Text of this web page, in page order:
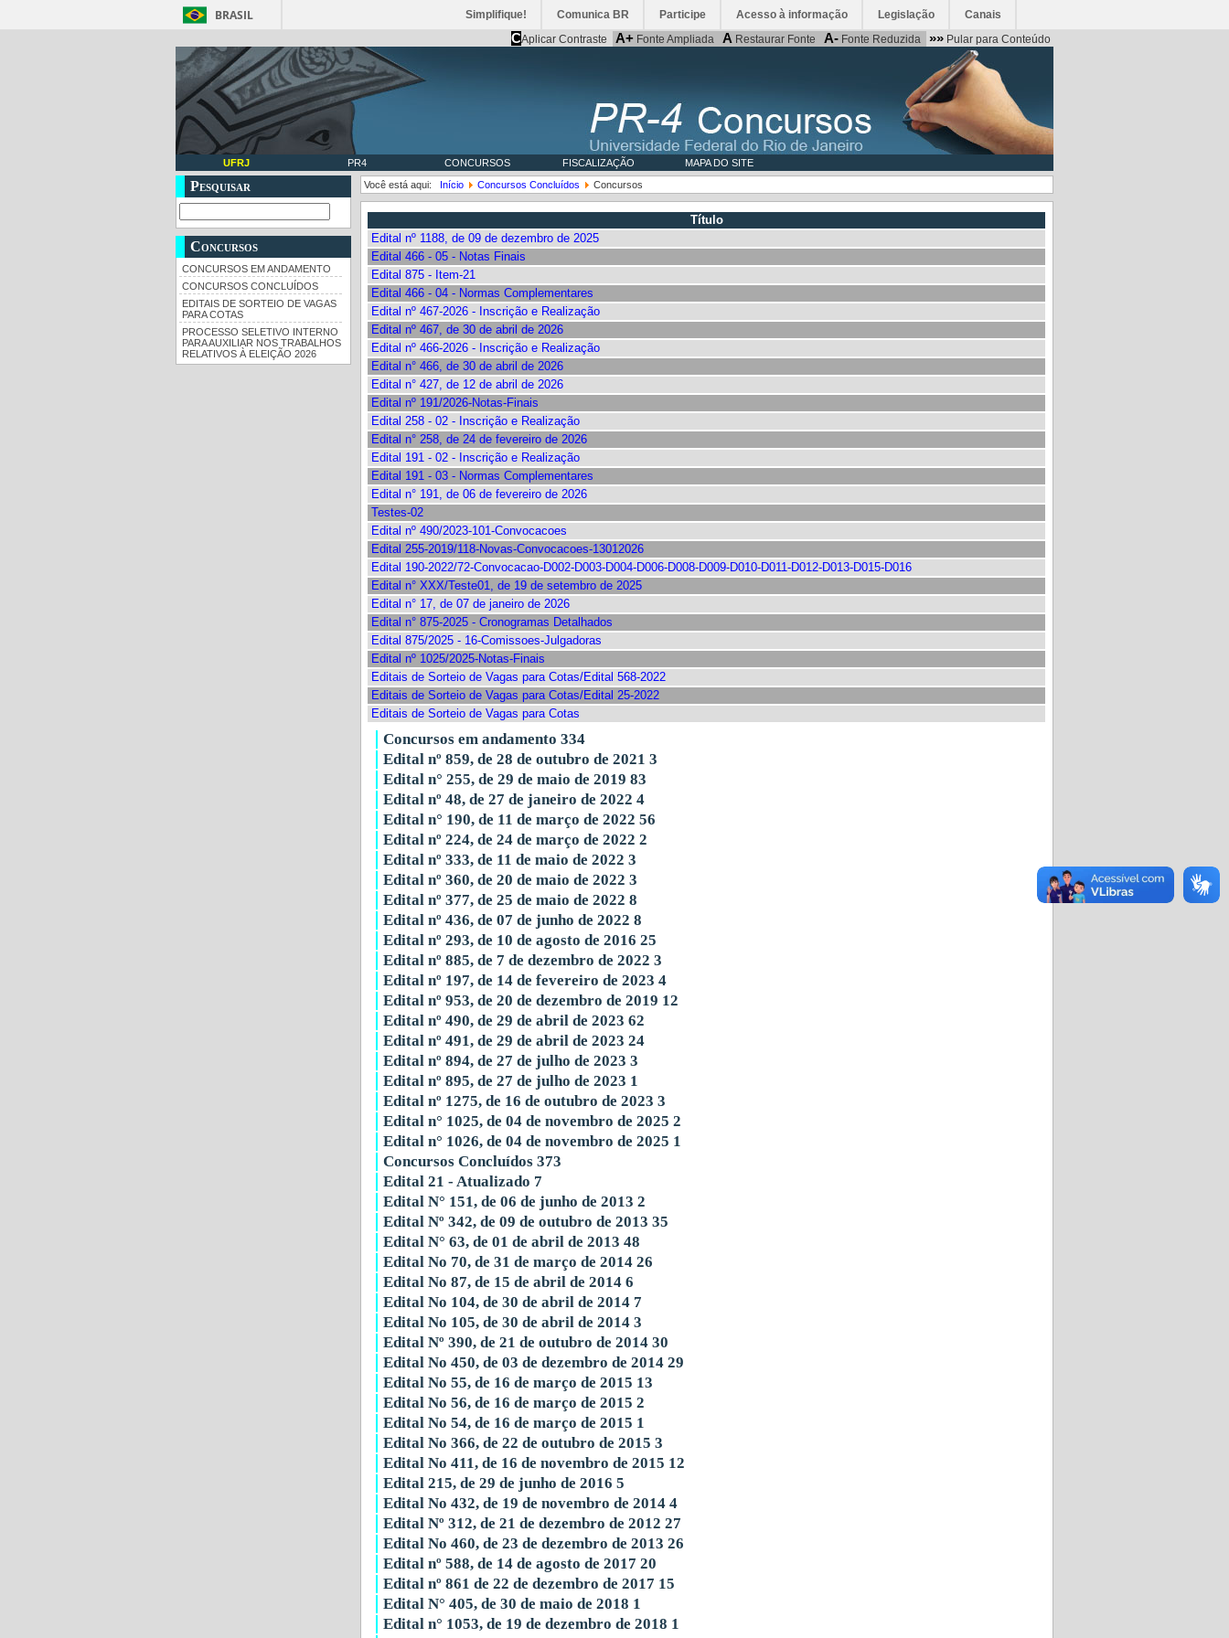
BRASIL Simplifique! Comunica BR Participe Acesso à informação Legislação Canais
CAplicar Contraste A+ Fonte Ampliada A Restaurar Fonte A- Fonte Reduzida »» Pular para Conteúdo
UFRJ PR4 CONCURSOS FISCALIZAÇÃO MAPA DO SITE
Pesquisar
Concursos
CONCURSOS EM ANDAMENTO
CONCURSOS CONCLUÍDOS
EDITAIS DE SORTEIO DE VAGAS
PARA COTAS
PROCESSO SELETIVO INTERNO
PARA AUXILIAR NOS TRABALHOS
RELATIVOS À ELEIÇÃO 2026
Você está aqui: Início Concursos Concluídos Concursos
Título
Edital nº 1188, de 09 de dezembro de 2025
Edital 466 - 05 - Notas Finais
Edital 875 - Item-21
Edital 466 - 04 - Normas Complementares
Edital nº 467-2026 - Inscrição e Realização
Edital nº 467, de 30 de abril de 2026
Edital nº 466-2026 - Inscrição e Realização
Edital n° 466, de 30 de abril de 2026
Edital n° 427, de 12 de abril de 2026
Edital nº 191/2026-Notas-Finais
Edital 258 - 02 - Inscrição e Realização
Edital n° 258, de 24 de fevereiro de 2026
Edital 191 - 02 - Inscrição e Realização
Edital 191 - 03 - Normas Complementares
Edital n° 191, de 06 de fevereiro de 2026
Testes-02
Edital nº 490/2023-101-Convocacoes
Edital 255-2019/118-Novas-Convocacoes-13012026
Edital 190-2022/72-Convocacao-D002-D003-D004-D006-D008-D009-D010-D011-D012-D013-D015-D016
Edital n° XXX/Teste01, de 19 de setembro de 2025
Edital n° 17, de 07 de janeiro de 2026
Edital n° 875-2025 - Cronogramas Detalhados
Edital 875/2025 - 16-Comissoes-Julgadoras
Edital nº 1025/2025-Notas-Finais
Editais de Sorteio de Vagas para Cotas/Edital 568-2022
Editais de Sorteio de Vagas para Cotas/Edital 25-2022
Editais de Sorteio de Vagas para Cotas
Concursos em andamento 334
Edital nº 859, de 28 de outubro de 2021 3
Edital n° 255, de 29 de maio de 2019 83
Edital nº 48, de 27 de janeiro de 2022 4
Edital n° 190, de 11 de março de 2022 56
Edital nº 224, de 24 de março de 2022 2
Edital nº 333, de 11 de maio de 2022 3
Edital nº 360, de 20 de maio de 2022 3
Edital nº 377, de 25 de maio de 2022 8
Edital nº 436, de 07 de junho de 2022 8
Edital nº 293, de 10 de agosto de 2016 25
Edital nº 885, de 7 de dezembro de 2022 3
Edital nº 197, de 14 de fevereiro de 2023 4
Edital nº 953, de 20 de dezembro de 2019 12
Edital nº 490, de 29 de abril de 2023 62
Edital nº 491, de 29 de abril de 2023 24
Edital nº 894, de 27 de julho de 2023 3
Edital nº 895, de 27 de julho de 2023 1
Edital nº 1275, de 16 de outubro de 2023 3
Edital n° 1025, de 04 de novembro de 2025 2
Edital n° 1026, de 04 de novembro de 2025 1
Concursos Concluídos 373
Edital 21 - Atualizado 7
Edital N° 151, de 06 de junho de 2013 2
Edital Nº 342, de 09 de outubro de 2013 35
Edital N° 63, de 01 de abril de 201348
Edital No 70, de 31 de março de 2014 26
Edital No 87, de 15 de abril de 2014 6
Edital No 104, de 30 de abril de 2014 7
Edital No 105, de 30 de abril de 2014 3
Edital Nº 390, de 21 de outubro de 2014 30
Edital No 450, de 03 de dezembro de 2014 29
Edital No 55, de 16 de março de 2015 13
Edital No 56, de 16 de março de 2015 2
Edital No 54, de 16 de março de 2015 1
Edital No 366, de 22 de outubro de 2015 3
Edital No 411, de 16 de novembro de 2015 12
Edital 215, de 29 de junho de 2016 5
Edital No 432, de 19 de novembro de 2014 4
Edital Nº 312, de 21 de dezembro de 2012 27
Edital No 460, de 23 de dezembro de 2013 26
Edital nº 588, de 14 de agosto de 2017 20
Edital nº 861 de 22 de dezembro de 2017 15
Edital N° 405, de 30 de maio de 2018 1
Edital n° 1053, de 19 de dezembro de 2018 1